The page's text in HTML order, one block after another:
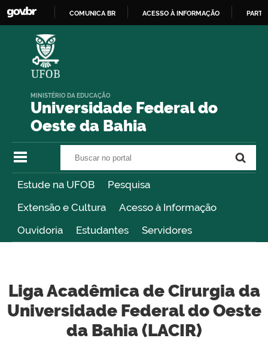
COMUNICA BR ACESSO À INFORMAÇÃO
Universidade Federal do
Oeste da Bahia
MINISTÉRIO DA EDUCAÇÃO
Estude na UFOB
Pesquisa
Extensão e Cultura
Acesso à Informação
Ouvidoria
Estudantes Servidores
Liga Acadêmica de Cirurgia da
Universidade Federal do Oeste
da Bahia (LACIR)